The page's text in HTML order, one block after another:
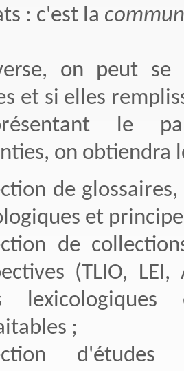
: c'est la
on peut se
et si elles
le
on obtiendra
de
et
de
(TLIO,
lexicologiques
;
d'études